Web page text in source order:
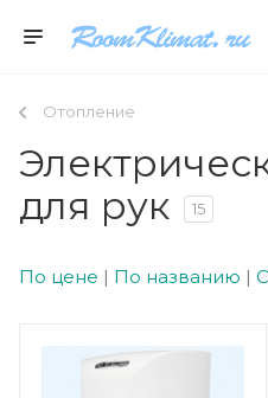
Отопление
для рук
15
По цене | По названию |